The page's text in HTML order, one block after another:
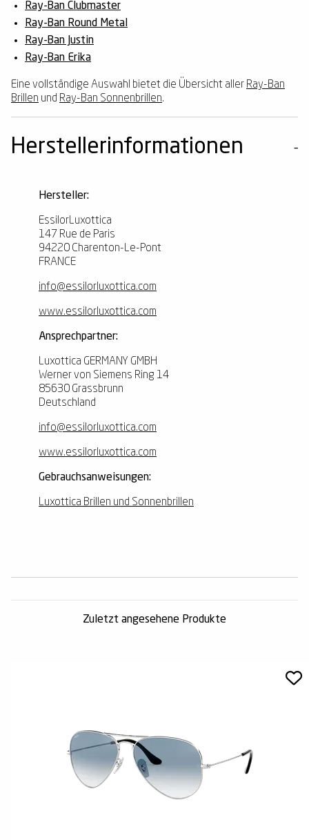
Ray-Ban Clubmaster
Ray-Ban Round Metal
Ray-Ban Justin
Ray-Ban Erika
Eine vollständige Auswahl bietet die Übersicht aller Ray-Ban
Brillen und Ray-Ban Sonnenbrillen.
Herstellerinformationen
Hersteller:
EssilorLuxottica
147 Rue de Paris
94220 Charenton-Le-Pont
FRANCE
info@essilorluxottica.com
www.essilorluxottica.com
Ansprechpartner:
Luxottica GERMANY GMBH
Werner von Siemens Ring 14
85630 Grassbrunn
Deutschland
info@essilorluxottica.com
www.essilorluxottica.com
Gebrauchsanweisungen:
Luxottica Brillen und Sonnenbrillen
Zuletzt angesehene Produkte